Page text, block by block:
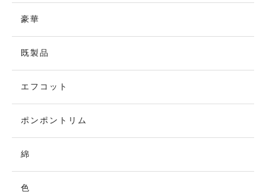
豪華
既製品
エフコット
ポンポントリム
綿
色